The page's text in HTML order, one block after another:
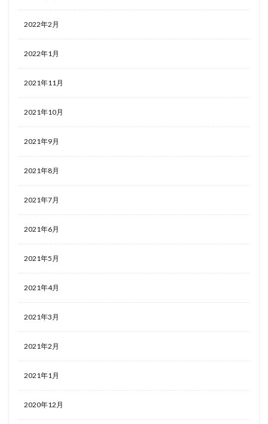
2022年2月
2022年1月
2021年11月
2021年10月
2021年9月
2021年8月
2021年7月
2021年6月
2021年5月
2021年4月
2021年3月
2021年2月
2021年1月
2020年12月